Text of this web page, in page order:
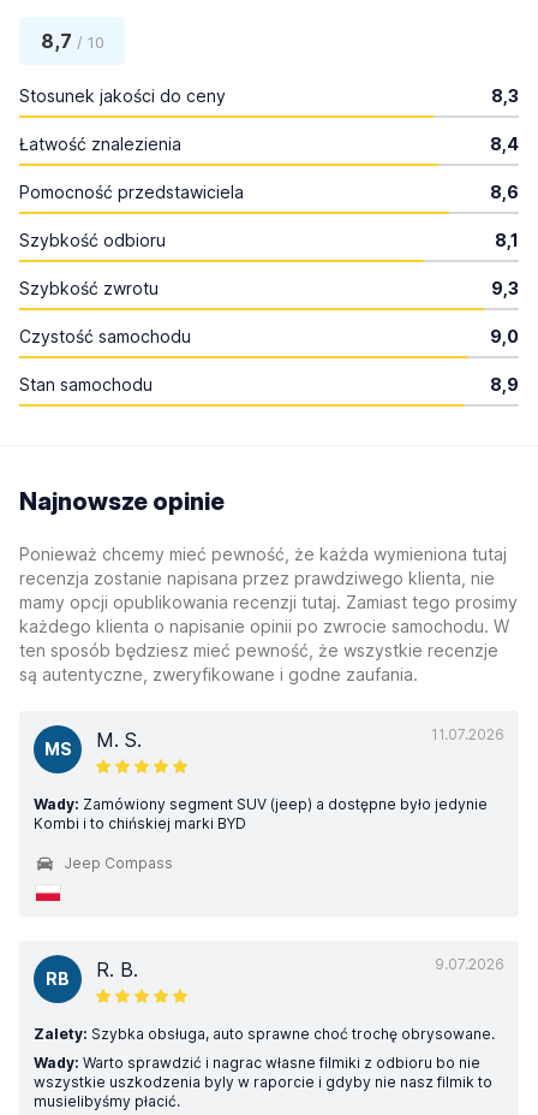
8,7 / 10
Stosunek jakości do ceny 8,3
Łatwość znalezienia 8,4
Pomocność przedstawiciela 8,6
Szybkość odbioru 8,1
Szybkość zwrotu 9,3
Czystość samochodu 9,0
Stan samochodu 8,9
Najnowsze opinie
Ponieważ chcemy mieć pewność, że każda wymieniona tutaj
recenzja zostanie napisana przez prawdziwego klienta, nie
mamy opcji opublikowania recenzji tutaj. Zamiast tego prosimy
każdego klienta o napisanie opinii po zwrocie samochodu. W
ten sposób będziesz mieć pewność, że wszystkie recenzje
są autentyczne, zweryfikowane i godne zaufania.
11.07.2026
MS M. S.
Wady: Zamówiony segment SUV (jeep) a dostępne było jedynie
Kombi i to chińskiej marki BYD
Jeep Compass
9.07.2026
RB R. B.
Zalety: Szybka obsługa, auto sprawne choć trochę obrysowane.
Wady: Warto sprawdzić i nagrac własne filmiki z odbioru bo nie
wszystkie uszkodzenia byly w raporcie i gdyby nie nasz filmik to
musielibyśmy płacić.